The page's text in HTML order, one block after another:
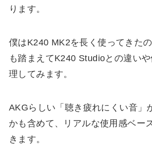
ります。
僕はK240 MK2を長く使ってきた
も踏まえてK240 Studioとの違い
理してみます。
AKGらしい「聴き疲れにくい音」
かも含めて、リアルな使用感ベー
きます。